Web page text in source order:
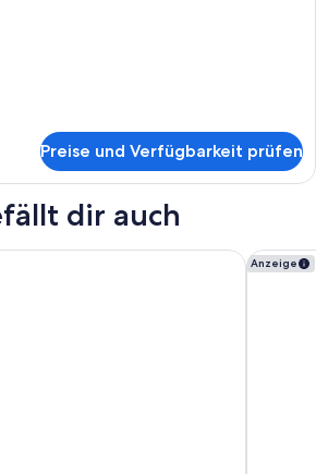
Preise und Verfügbarkeit prüfen
dir auch
North/Ashley Phosphate Anzeige
Emeline